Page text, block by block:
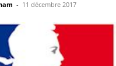
- 11 décembre 2017